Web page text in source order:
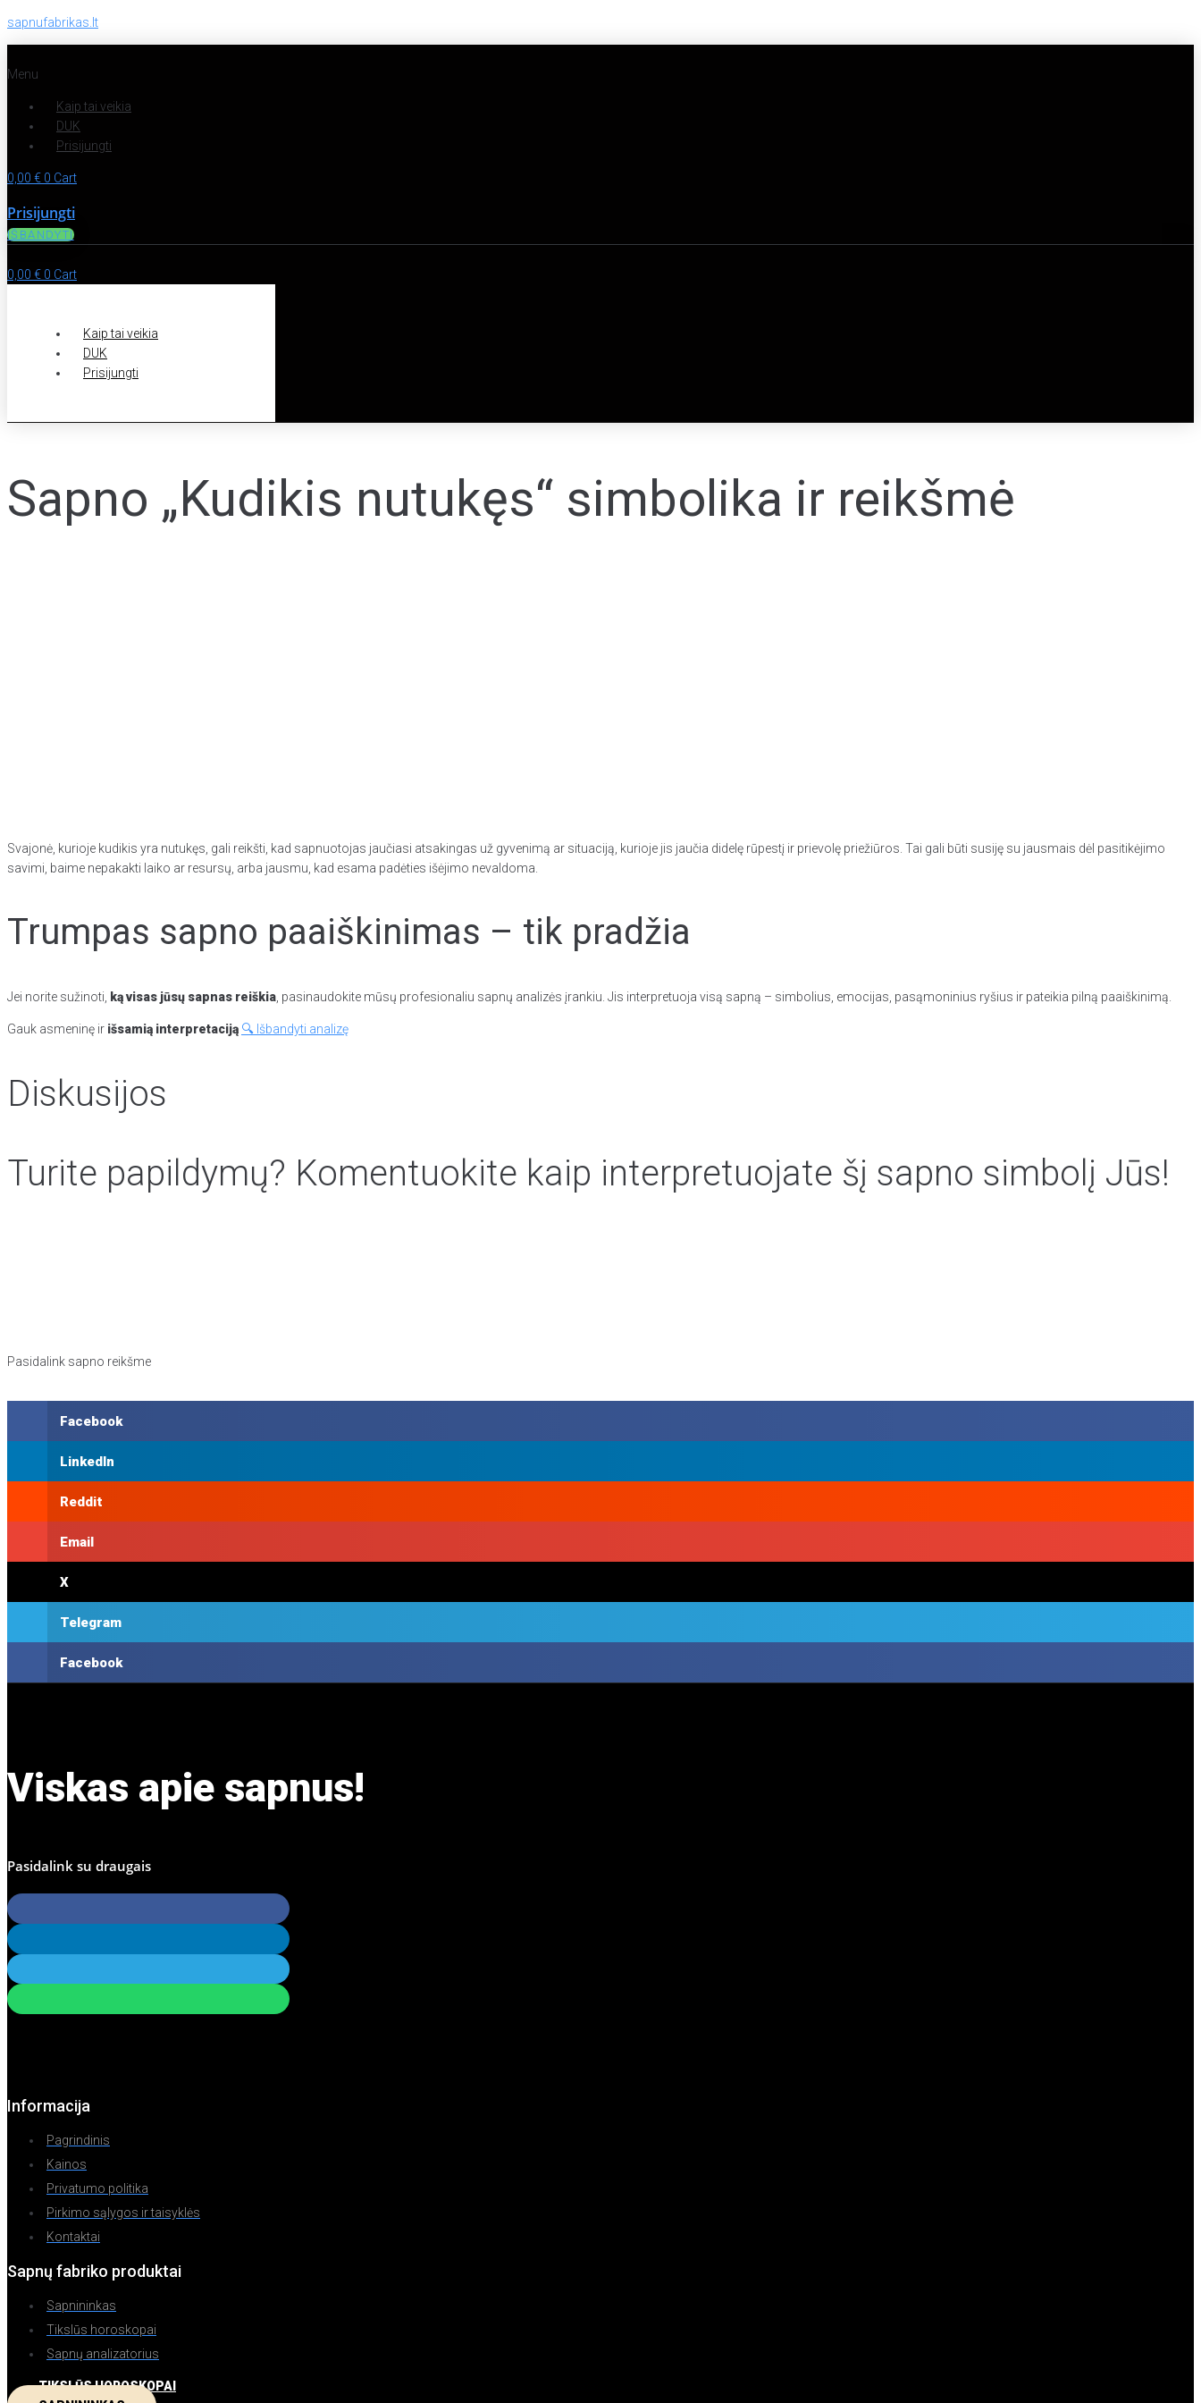
sapnufabrikas.lt
Menu
Kaip tai veikia
DUK
Prisijungti
0,00 € 0 Cart
Prisijungti
IŠBANDYTI
0,00 € 0 Cart
Kaip tai veikia
DUK
Prisijungti
Sapno „Kudikis nutukęs“ simbolika ir reikšmė
Svajonė, kurioje kudikis yra nutukęs, gali reikšti, kad sapnuotojas jaučiasi atsakingas už gyvenimą ar situaciją, kurioje jis jaučia didelę rūpestį ir prievolę priežiūros. Tai gali būti susiję su jausmais dėl pasitikėjimo
savimi, baime nepakakti laiko ar resursų, arba jausmu, kad esama padėties išėjimo nevaldoma.
Trumpas sapno paaiškinimas – tik pradžia
Jei norite sužinoti, ką visas jūsų sapnas reiškia, pasinaudokite mūsų profesionaliu sapnų analizės įrankiu. Jis interpretuoja visą sapną – simbolius, emocijas, pasąmoninius ryšius ir pateikia pilną paaiškinimą.
Gauk asmeninę ir išsamią interpretaciją 🔍 Išbandyti analizę
Diskusijos
Turite papildymų? Komentuokite kaip interpretuojate šį sapno simbolį Jūs!
Pasidalink sapno reikšme
Facebook
LinkedIn
Reddit
Email
X
Telegram
Facebook
Viskas apie sapnus!
Pasidalink su draugais
Informacija
Pagrindinis
Kainos
Privatumo politika
Pirkimo sąlygos ir taisyklės
Kontaktai
Sapnų fabriko produktai
Sapnininkas
Tikslūs horoskopai
Sapnų analizatorius
TIKSLŪS HOROSKOPAI